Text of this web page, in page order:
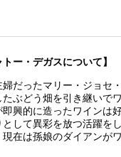
トー・デガスについて】
婦だったマリー・ジョセ
たぶどう畑を引き継いで
即興的に造ったワインは
として異彩を放つ活躍を
現在は孫娘のダイアンが